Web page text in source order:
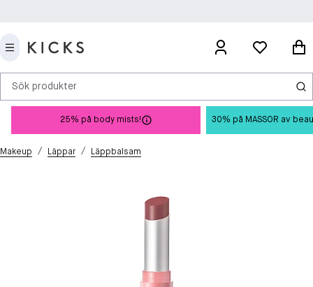
Sök produkter
25% på body mists! 30% på MASSOR av
Makeup / Läppar / Läppbalsam